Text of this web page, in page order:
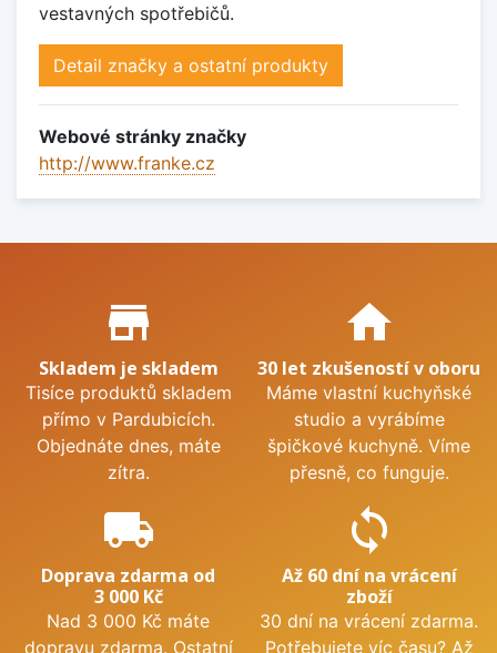
vestavných spotřebičů.
Detail značky a ostatní produkty
Webové stránky značky
http://www.franke.cz
Proč nakupovat u nás?
store_mall_directory
Skladem je skladem
Tisíce produktů skladem
přímo v Pardubicích.
Objednáte dnes, máte
zítra.
home
30 let zkušeností v oboru
Máme vlastní kuchyňské
studio a vyrábíme
špičkové kuchyně. Víme
přesně, co funguje.
local_shipping
Doprava zdarma od
3 000 Kč
Nad 3 000 Kč máte
dopravu zdarma. Ostatní
sync
Až 60 dní na vrácení
zboží
30 dní na vrácení zdarma.
Potřebujete víc času? Až